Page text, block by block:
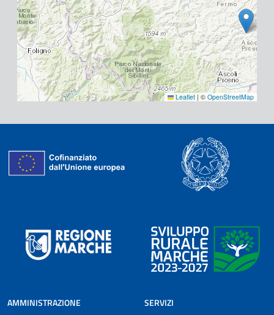
Leaflet | © OpenStreetMap
AMMINISTRAZIONE
SERVIZI